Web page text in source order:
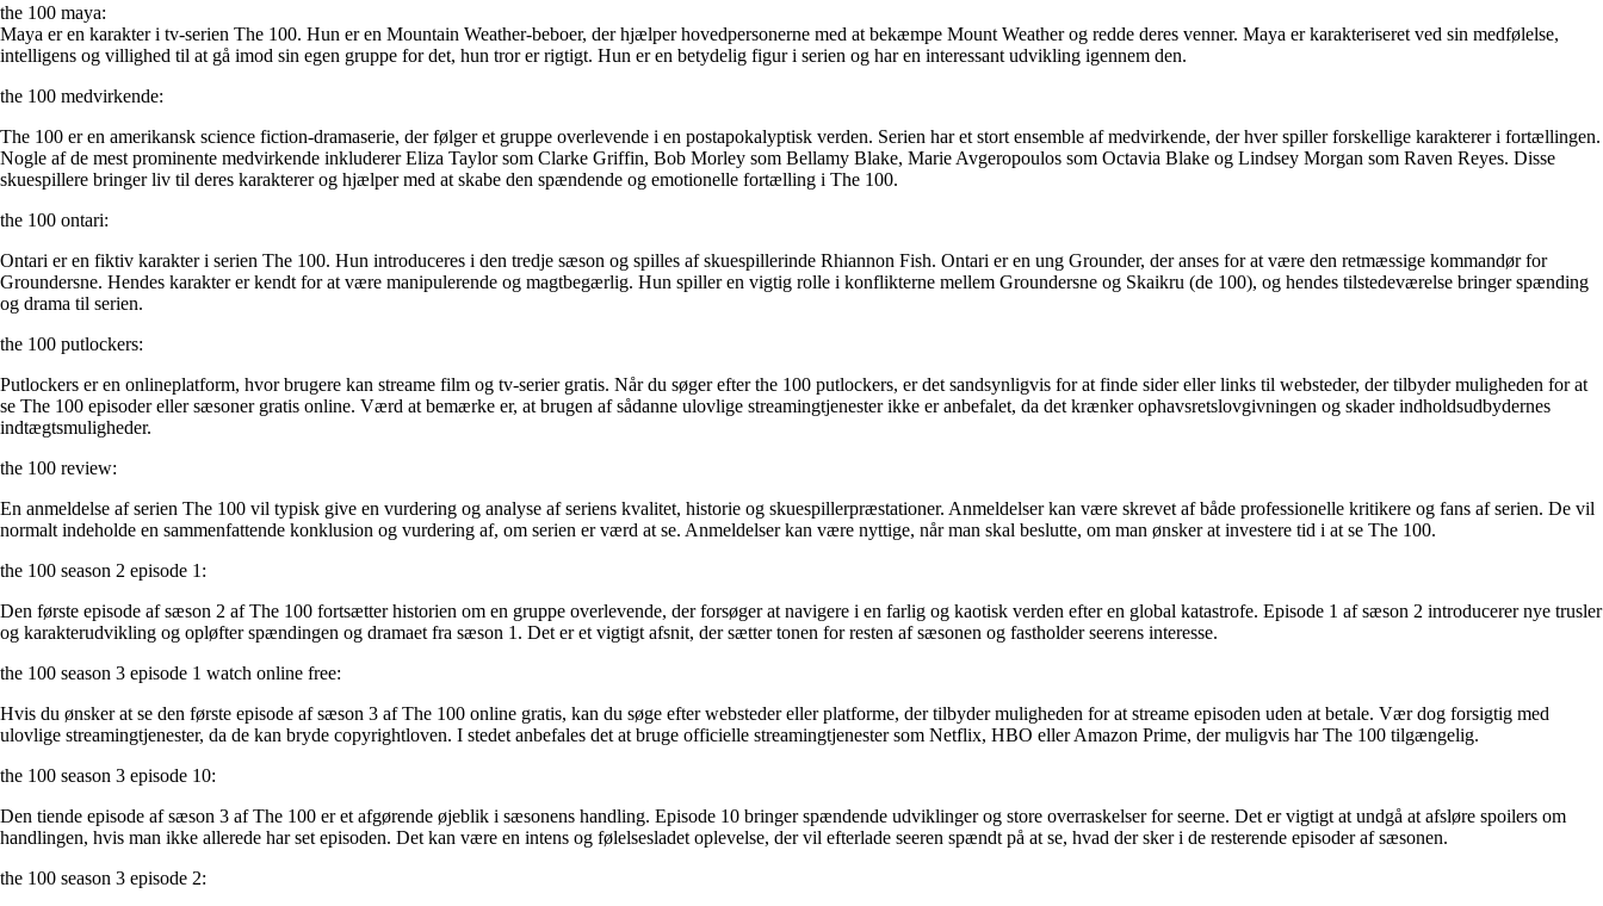
the 100 maya:
Maya er en karakter i tv-serien The 100. Hun er en Mountain Weather-beboer, der hjælper hovedpersonerne med at bekæmpe Mount Weather og redde deres venner. Maya er karakteriseret ved sin medfølelse,
intelligens og villighed til at gå imod sin egen gruppe for det, hun tror er rigtigt. Hun er en betydelig figur i serien og har en interessant udvikling igennem den.
the 100 medvirkende:
The 100 er en amerikansk science fiction-dramaserie, der følger et gruppe overlevende i en postapokalyptisk verden. Serien har et stort ensemble af medvirkende, der hver spiller forskellige karakterer i fortællingen.
Nogle af de mest prominente medvirkende inkluderer Eliza Taylor som Clarke Griffin, Bob Morley som Bellamy Blake, Marie Avgeropoulos som Octavia Blake og Lindsey Morgan som Raven Reyes. Disse
skuespillere bringer liv til deres karakterer og hjælper med at skabe den spændende og emotionelle fortælling i The 100.
the 100 ontari:
Ontari er en fiktiv karakter i serien The 100. Hun introduceres i den tredje sæson og spilles af skuespillerinde Rhiannon Fish. Ontari er en ung Grounder, der anses for at være den retmæssige kommandør for
Groundersne. Hendes karakter er kendt for at være manipulerende og magtbegærlig. Hun spiller en vigtig rolle i konflikterne mellem Groundersne og Skaikru (de 100), og hendes tilstedeværelse bringer spænding
og drama til serien.
the 100 putlockers:
Putlockers er en onlineplatform, hvor brugere kan streame film og tv-serier gratis. Når du søger efter the 100 putlockers, er det sandsynligvis for at finde sider eller links til websteder, der tilbyder muligheden for at
se The 100 episoder eller sæsoner gratis online. Værd at bemærke er, at brugen af sådanne ulovlige streamingtjenester ikke er anbefalet, da det krænker ophavsretslovgivningen og skader indholdsudbydernes
indtægtsmuligheder.
the 100 review:
En anmeldelse af serien The 100 vil typisk give en vurdering og analyse af seriens kvalitet, historie og skuespillerpræstationer. Anmeldelser kan være skrevet af både professionelle kritikere og fans af serien. De vil
normalt indeholde en sammenfattende konklusion og vurdering af, om serien er værd at se. Anmeldelser kan være nyttige, når man skal beslutte, om man ønsker at investere tid i at se The 100.
the 100 season 2 episode 1:
Den første episode af sæson 2 af The 100 fortsætter historien om en gruppe overlevende, der forsøger at navigere i en farlig og kaotisk verden efter en global katastrofe. Episode 1 af sæson 2 introducerer nye trusler
og karakterudvikling og opløfter spændingen og dramaet fra sæson 1. Det er et vigtigt afsnit, der sætter tonen for resten af sæsonen og fastholder seerens interesse.
the 100 season 3 episode 1 watch online free:
Hvis du ønsker at se den første episode af sæson 3 af The 100 online gratis, kan du søge efter websteder eller platforme, der tilbyder muligheden for at streame episoden uden at betale. Vær dog forsigtig med
ulovlige streamingtjenester, da de kan bryde copyrightloven. I stedet anbefales det at bruge officielle streamingtjenester som Netflix, HBO eller Amazon Prime, der muligvis har The 100 tilgængelig.
the 100 season 3 episode 10:
Den tiende episode af sæson 3 af The 100 er et afgørende øjeblik i sæsonens handling. Episode 10 bringer spændende udviklinger og store overraskelser for seerne. Det er vigtigt at undgå at afsløre spoilers om
handlingen, hvis man ikke allerede har set episoden. Det kan være en intens og følelsesladet oplevelse, der vil efterlade seeren spændt på at se, hvad der sker i de resterende episoder af sæsonen.
the 100 season 3 episode 2: